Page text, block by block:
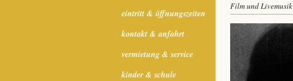
eintritt & öffnungszeiten
kontakt & anfahrt
vermietung & service
kinder & schule
Film und Livemusik